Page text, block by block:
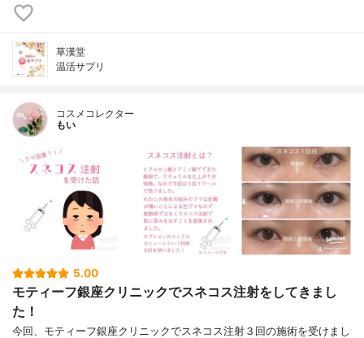
草漢堂
温活サプリ
コスメコレクター
もい
5.00
モティーフ銀座クリニックでスネコス注射をしてきまし
た！
今回、モティーフ銀座クリニックでスネコス注射３回の施術を受けまし